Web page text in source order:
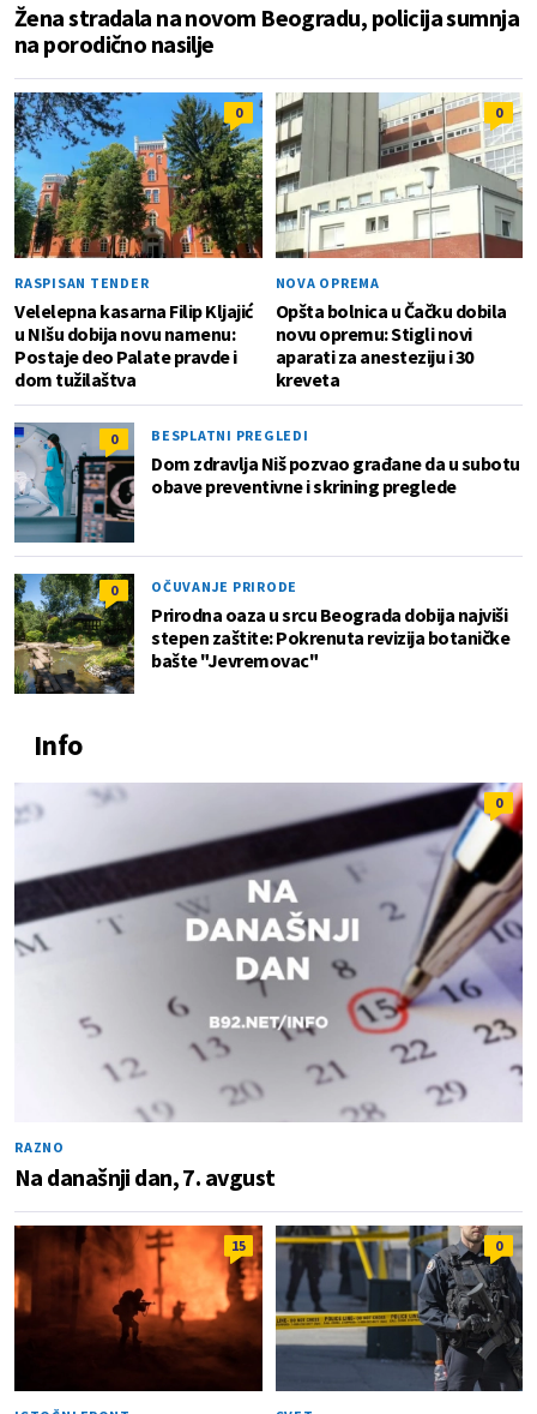
Žena stradala na novom Beogradu, policija sumnja
na porodično nasilje
0
RASPISAN TENDER
Velelepna kasarna Filip Kljajić
u NIšu dobija novu namenu:
Postaje deo Palate pravde i
dom tužilaštva
0
NOVA OPREMA
Opšta bolnica u Čačku dobila
novu opremu: Stigli novi
aparati za anesteziju i 30
kreveta
0 BESPLATNI PREGLEDI
Dom zdravlja Niš pozvao građane da u subotu
obave preventivne i skrining preglede
0 OČUVANJE PRIRODE
Prirodna oaza u srcu Beograda dobija najviši
stepen zaštite: Pokrenuta revizija botaničke
bašte "Jevremovac"
Info
0
RAZNO
Na današnji dan, 7. avgust
15 0